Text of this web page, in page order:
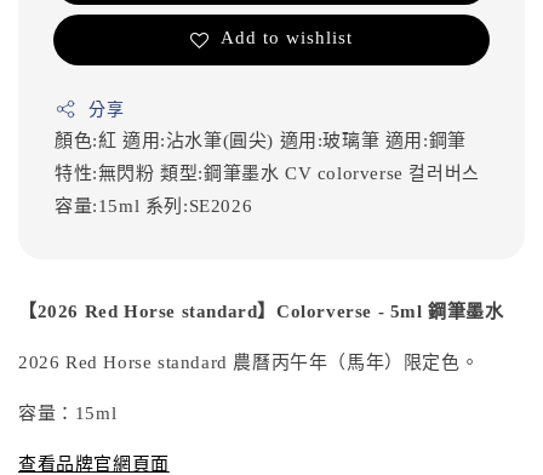
Add to wishlist
分享
顏色:紅 適用:沾水筆(圓尖) 適用:玻璃筆 適用:鋼筆
特性:無閃粉類型:鋼筆墨水CV colorverse 컬러버스
容量:15ml 系列:SE2026
【2026 Red Horse standard】Colorverse - 5ml 鋼筆墨水
2026 Red Horse standard 農曆丙午年（馬年）限定色。
容量：15ml
查看品牌官網頁面